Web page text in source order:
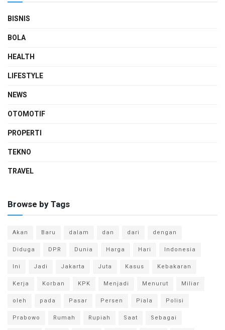
BISNIS
BOLA
HEALTH
LIFESTYLE
NEWS
OTOMOTIF
PROPERTI
TEKNO
TRAVEL
Browse by Tags
Akan Baru dalam dan dari
dengan
Diduga
DPR Dunia Harga Hari
Indonesia
Ini
Jadi Jakarta Juta Kasus
Kebakaran
Kerja
Korban KPK Menjadi Menurut
Miliar
oleh
pada Pasar Persen Piala
Polisi
Prabowo
Rumah Rupiah Saat
Sebagai